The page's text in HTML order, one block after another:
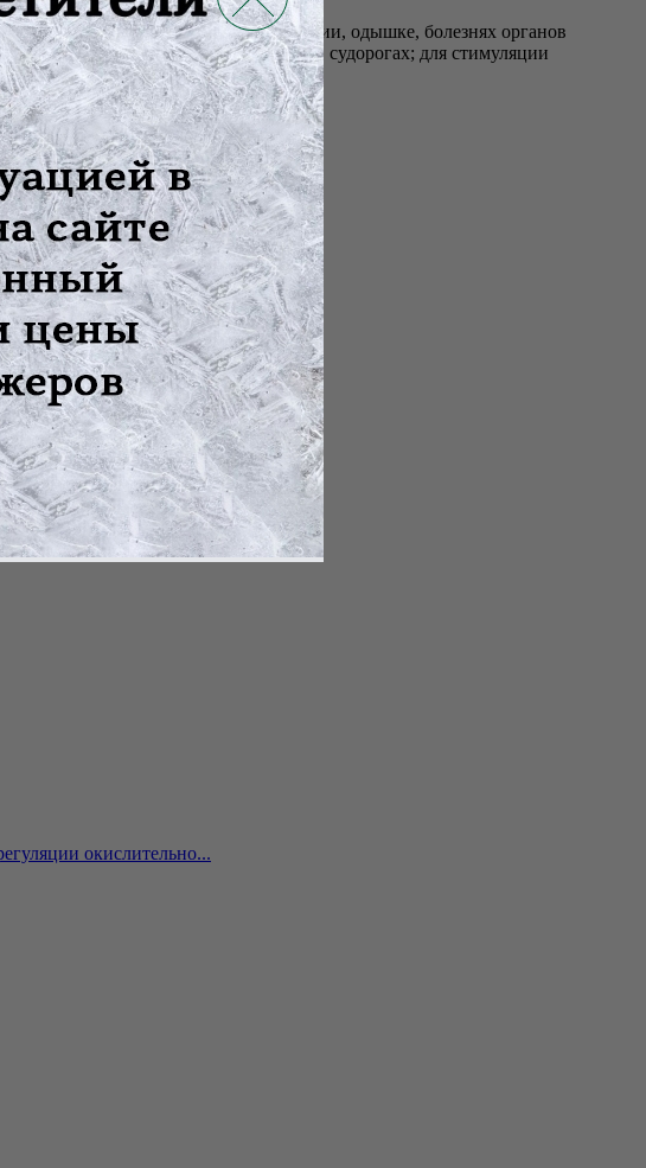
давления; при стенокардии, одышке, болезнях органов
отрыжке, метеоризме, геморрое, судорогах; для стимуляции
в водку или другие ал...
окислительно...